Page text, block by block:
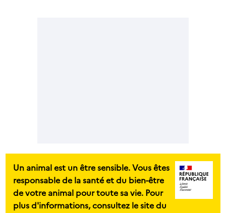
Un animal est un être sensible. Vous êtes
responsable de la santé et du bien-être
de votre animal pour toute sa vie. Pour
plus d'informations, consultez le site du